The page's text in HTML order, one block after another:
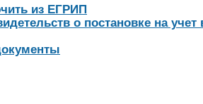
из ЕГРИП
о постановке на